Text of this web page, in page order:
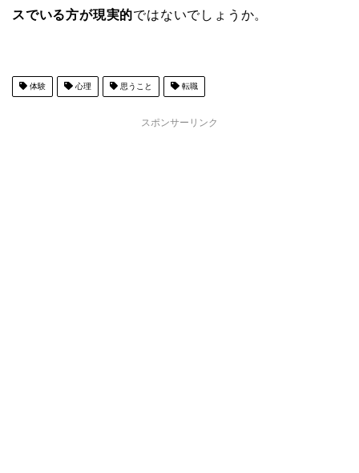
スでいる方が現実的ではないでしょうか。
体験 心理 思うこと 転職
スポンサーリンク